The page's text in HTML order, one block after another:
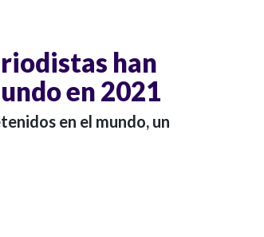
han
en 2021
en el mundo, un